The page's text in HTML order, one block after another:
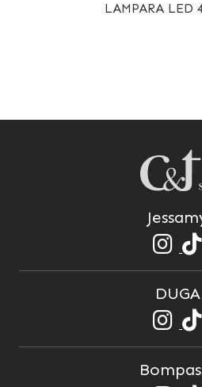
LAMPARA LED
DUGA